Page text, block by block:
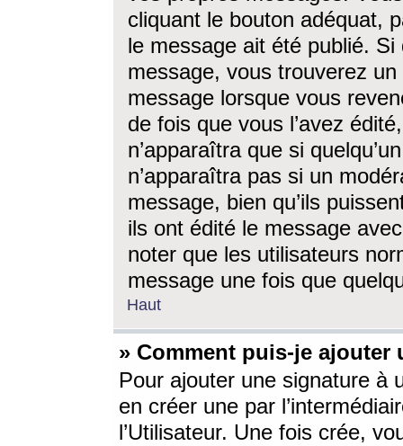
cliquant le bouton adéquat,
le message ait été publié. Si
message, vous trouverez
message lorsque vous
de fois que vous l’avez
n’apparaîtra que si
n’apparaîtra pas si un
message, bien qu’ils
ils ont édité le message
noter que les utilisateurs
message une fois que
Haut
» Comment puis-je ajouter
Pour ajouter une signature à
en créer une par
l’Utilisateur. Une fois crée,